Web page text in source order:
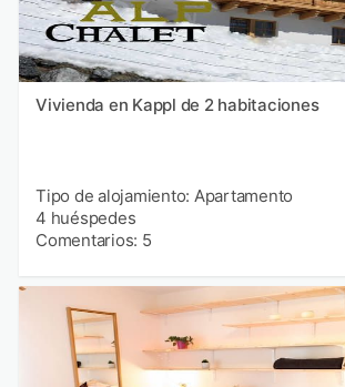
Vivienda en Kappl de 2 habitaciones
Tipo de alojamiento: Apartamento
4 huéspedes
Comentarios: 5